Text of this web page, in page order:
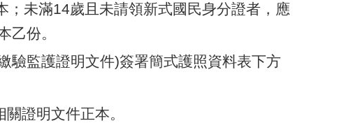
未滿14歲且未請領新式國民身分證者，應
乙份。
驗監護證明文件)簽署簡式護照資料表下方
證明文件正本。